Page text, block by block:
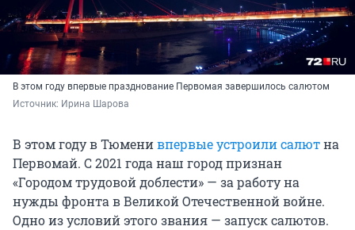
В этом году впервые празднование Первомая завершилось салютом
Источник: Ирина Шарова
В этом году в Тюменивпервые устроили салютна
Первомай. С 2021 года наш город признан
«Городом трудовой доблести» — за работу на
нужды фронта в Великой Отечественной войне.
Одно из условий этого звания — запуск салютов.